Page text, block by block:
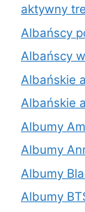
aktywny
Albańscy
Albańscy
Albańskie
Albańskie
Albumy
Albumy
Albumy
Albumy